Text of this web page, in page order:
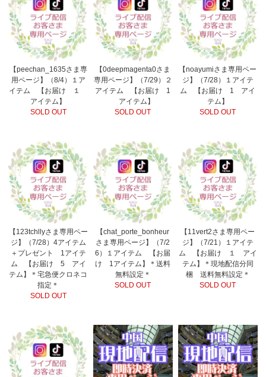
【peechan_1635さま専
用ページ】（8/4）１ア
イテム 【お届け １
アイテム】
SOLD OUT
【0deepmagenta0さま
専用ページ】（7/29）２
アイテム 【お届け 1
アイテム】
SOLD OUT
【noayumiさま専用ペー
ジ】（7/28）１アイテ
ム 【お届け 1 アイ
テム】
SOLD OUT
【123tchllyさま専用ペー
ジ】（7/28）4アイテム
＋プレゼント 1アイテ
ム 【お届け 5 アイ
テム】＊宅急便クロネコ
指定＊
SOLD OUT
【chat_porte_bonheur
さま専用ページ】（7/2
6）１アイテム 【お届
け 1アイテム】＊送料
無料設定＊
SOLD OUT
【11vert2さま専用ペー
ジ】（7/21）１アイテ
ム 【お届け １ アイ
テム】＊現地配信分同
梱 送料無料設定＊
SOLD OUT